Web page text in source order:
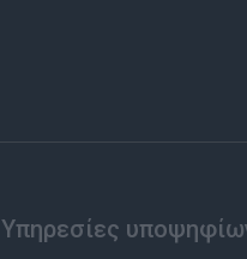
Υπηρεσίες